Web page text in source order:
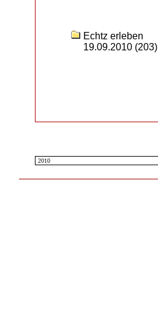
Echtz erleben
19.09.2010(203)